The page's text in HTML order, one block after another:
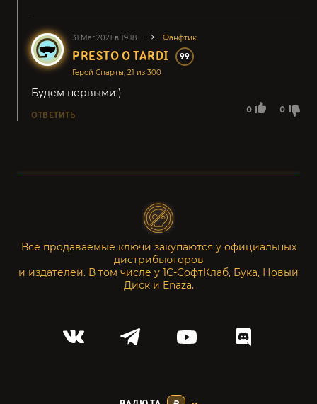
31.Mar.2021 в 19:18 Фанфтик
PRESTO O TARDI 99
Герой Спарты, 21 из 300
0 0
Будем первыми:)
ОТВЕТИТЬ
Все продаваемые ключи закупаются у официальных
дистрибьюторов
и издателей. В том числе у 1С-СофтКлаб, Бука, Новый
Диск и Enaza.